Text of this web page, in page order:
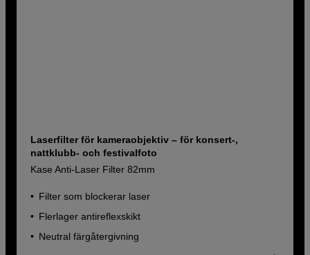
Laserfilter för kameraobjektiv – för konsert-,
nattklubb- och festivalfoto
Kase Anti-Laser Filter 82mm
Filter som blockerar laser
Flerlager antireflexskikt
Neutral färgåtergivning